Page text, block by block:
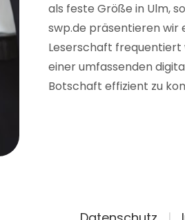
als feste Größe in Ulm,
swp.de präsentieren wir
Leserschaft frequentiert
einer umfassenden
Botschaft effizient zu